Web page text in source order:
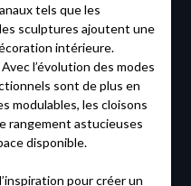
tels que les
sculptures ajoutent une
intérieure.
l’évolution des modes
sont de plus en
modulables, les cloisons
rangement astucieuses
disponible.
pour créer un